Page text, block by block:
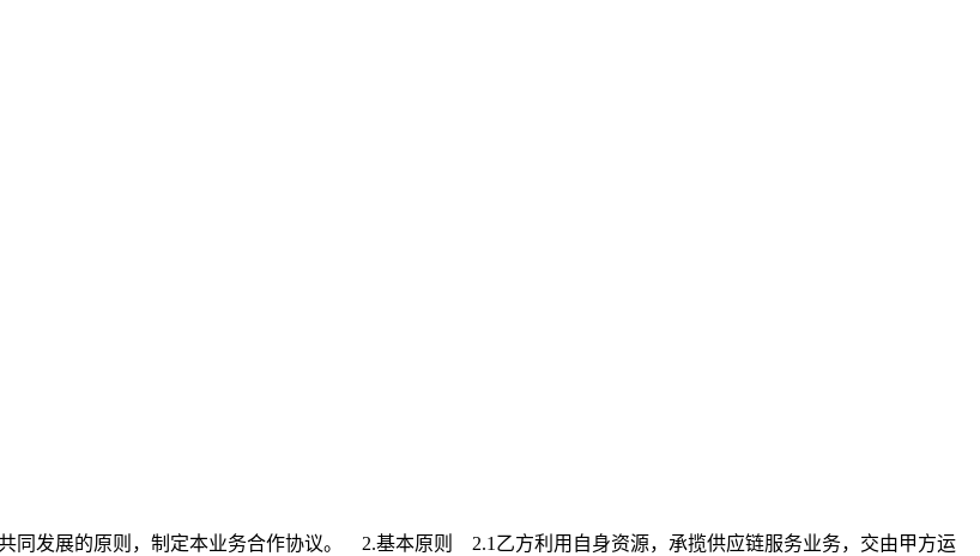
展的原则，制定本业务合作协议。 2.基本原则 2.1乙方利用自身资源，承揽供应链服务业务，交由甲方运